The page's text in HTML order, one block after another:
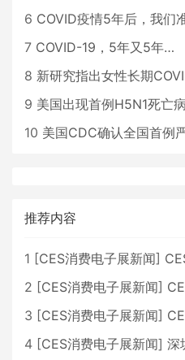
6 COVID疫情5年后，我们准
7 COVID-19，5年又5年…
8 新研究指出女性长期COVID
9 美国出现首例H5N1死亡
10 美国CDC确认全国首例严重
推荐内容
1 [CES消费电子展新闻] CES
2 [CES消费电子展新闻]
3 [CES消费电子展新闻] CES
4 [CES消费电子展新闻] 深